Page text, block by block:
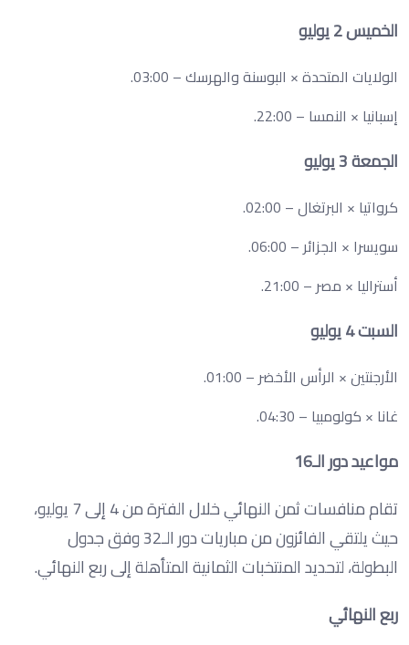
الخميس 2 يوليو
الولايات المتحدة × البوسنة والهرسك – 03:00.
إسبانيا × النمسا – 22:00.
الجمعة 3 يوليو
كرواتيا × البرتغال – 02:00.
سويسرا × الجزائر – 06:00.
أستراليا × مصر – 21:00.
السبت 4 يوليو
الأرجنتين × الرأس الأخضر – 01:00.
غانا × كولومبيا – 04:30.
مواعيد دور الـ16
تقام منافسات ثمن النهائي خلال الفترة من 4 إلى 7 يوليو،
حيث يلتقي الفائزون من مباريات دور الـ32 وفق جدول
البطولة، لتحديد المنتخبات الثمانية المتأهلة إلى ربع النهائي.
ربع النهائي